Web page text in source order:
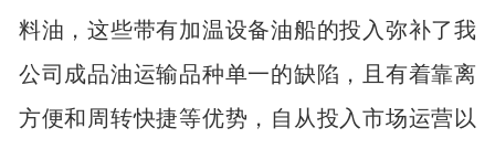
料油，这些带有加温设备油船的投入弥补了我
公司成品油运输品种单一的缺陷，且有着靠离
方便和周转快捷等优势，自从投入市场运营以